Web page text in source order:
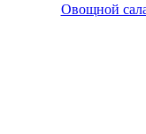
Овощной